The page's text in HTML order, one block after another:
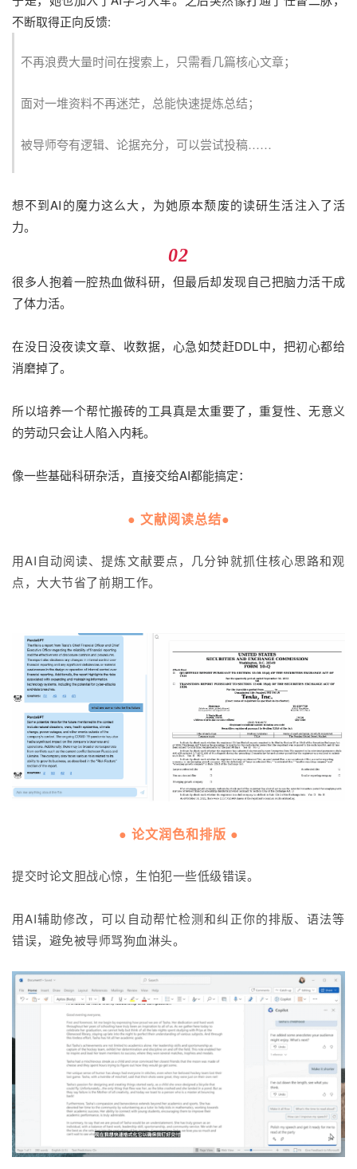
不断取得正向反馈:
不再浪费大量时间在搜索上，只需看几篇核心文章；
面对一堆资料不再迷茫，总能快速提炼总结；
被导师夸有逻辑、论据充分，可以尝试投稿……
想不到AI的魔力这么大，为她原本颓废的读研生活注入了活
力。
02
很多人抱着一腔热血做科研，但最后却发现自己把脑力活干成
了体力活。
在没日没夜读文章、收数据，心急如焚赶DDL中，把初心都给
消磨掉了。
所以培养一个帮忙搬砖的工具真是太重要了，重复性、无意义
的劳动只会让人陷入内耗。
像一些基础科研杂活，直接交给AI都能搞定：
● 文献阅读总结●
用AI自动阅读、提炼文献要点，几分钟就抓住核心思路和观
点，大大节省了前期工作。
● 论文润色和排版 ●
提交时论文胆战心惊，生怕犯一些低级错误。
用AI辅助修改，可以自动帮忙检测和纠正你的排版、语法等
错误，避免被导师骂狗血淋头。